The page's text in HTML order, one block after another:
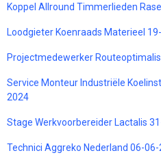
Koppel Allround Timmerlieden
Loodgieter Koenraads Materieel
Projectmedewerker
Service Monteur Industriële
2024
Stage Werkvoorbereider Lactalis
Technici Aggreko Nederland 06-